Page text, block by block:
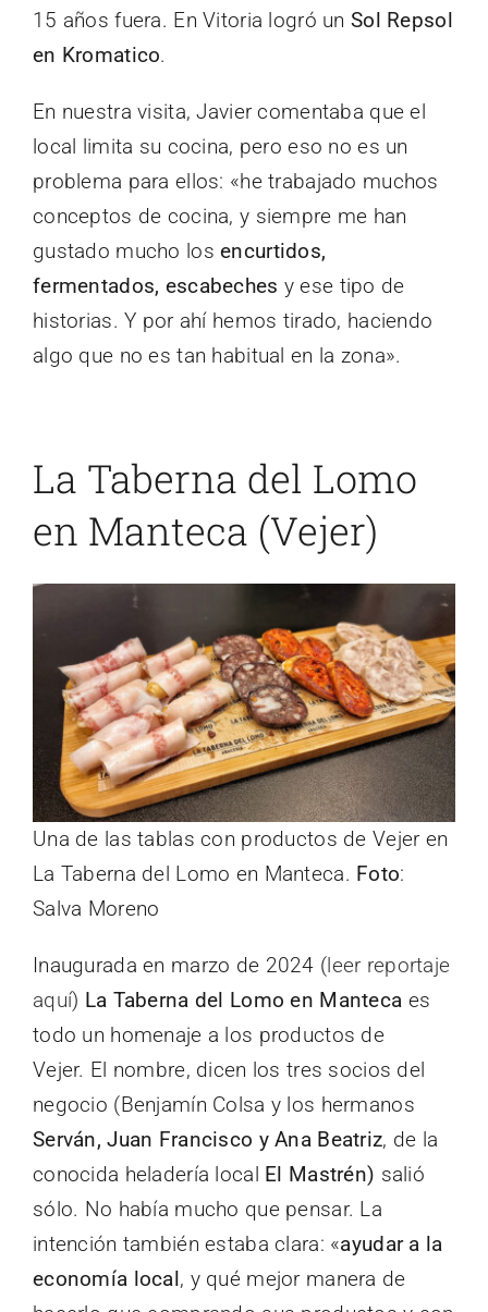
15 años fuera. En Vitoria logró un Sol Repsol
en Kromatico.
En nuestra visita, Javier comentaba que el
local limita su cocina, pero eso no es un
problema para ellos: «he trabajado muchos
conceptos de cocina, y siempre me han
gustado mucho losencurtidos,
fermentados, escabeches y ese tipo de
historias. Y por ahí hemos tirado, haciendo
algo que no es tan habitual en la zona».
La Taberna del Lomo
en Manteca (Vejer)
Una de las tablas con productos de Vejer en
La Taberna del Lomo en Manteca. Foto:
Salva Moreno
Inaugurada en marzo de 2024 (leer reportaje
aquí) La Taberna del Lomo en Manteca es
todo un homenaje a los productos de
Vejer. El nombre, dicen los tres socios del
negocio (Benjamín Colsa y los hermanos
Serván, Juan Francisco y Ana Beatriz, de la
conocida heladería local El Mastrén) salió
sólo. No había mucho que pensar. La
intención también estaba clara: «ayudar a la
economía local, y qué mejor manera de